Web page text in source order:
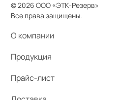
© 2026 ООО «ЭТК-Резерв»
Все права защищены.
О компании
Продукция
Прайс-лист